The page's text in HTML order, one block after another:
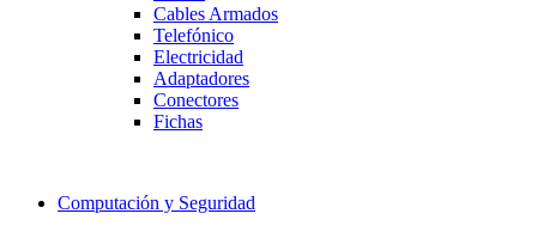
Cables Armados
Telefónico
Electricidad
Adaptadores
Conectores
Fichas
Computación y Seguridad